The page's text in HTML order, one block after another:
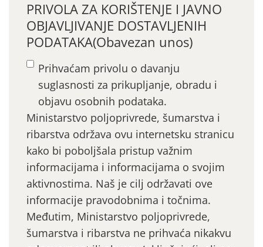
PRIVOLA ZA KORIŠTENJE I JAVNO
OBJAVLJIVANJE DOSTAVLJENIH
PODATAKA(Obavezan unos)
Prihvaćam privolu o davanju
suglasnosti za prikupljanje, obradu i
objavu osobnih podataka.
Ministarstvo poljoprivrede, šumarstva i
ribarstva održava ovu internetsku stranicu
kako bi poboljšala pristup važnim
informacijama i informacijama o svojim
aktivnostima. Naš je cilj održavati ove
informacije pravodobnima i točnima.
Međutim, Ministarstvo poljoprivrede,
šumarstva i ribarstva ne prihvaća nikakvu